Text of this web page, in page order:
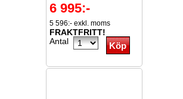
6 995:-
5 596:- exkl. moms
FRAKTFRITT!
Antal